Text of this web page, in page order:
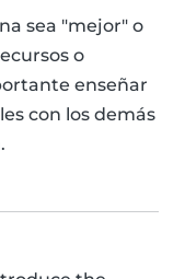
sea "mejor" o
o
enseñar
con los demás